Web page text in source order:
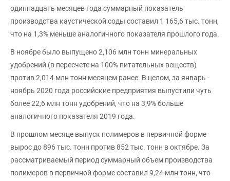
одиннадцать месяцев года суммарный показатель
производства каустической соды составил 1 165,6 тыс. тонн,
что на 1,3% меньше аналогичного показателя прошлого года.
В ноябре было выпущено 2,106 млн тонн минеральных
удобрений (в пересчете на 100% питательных веществ)
против 2,014 млн тонн месяцем ранее. В целом, за январь -
ноябрь 2020 года российские предприятия выпустили чуть
более 22,6 млн тонн удобрений, что на 3,9% больше
аналогичного показателя 2019 года.
В прошлом месяце выпуск полимеров в первичной форме
вырос до 896 тыс. тонн против 852 тыс. тонн в октябре. За
рассматриваемый период суммарный объем производства
полимеров в первичной форме составил 9,24 млн тонн, что